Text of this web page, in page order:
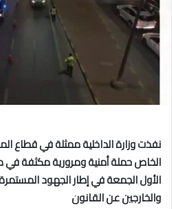
نفذت وزارة الداخلية ممثلة في قطاع
الخاص حملة أمنية ومرورية مكثفة
الأول الجمعة في إطار الجهود
والخارجين عن القانون